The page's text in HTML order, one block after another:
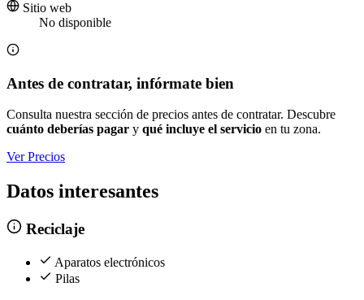
Sitio web
No disponible
Antes de contratar, infórmate bien
Consulta nuestra sección de precios antes de contratar. Descubre
cuánto deberías pagar y qué incluye el servicio en tu zona.
Ver Precios
Datos interesantes
Reciclaje
Aparatos electrónicos
Pilas